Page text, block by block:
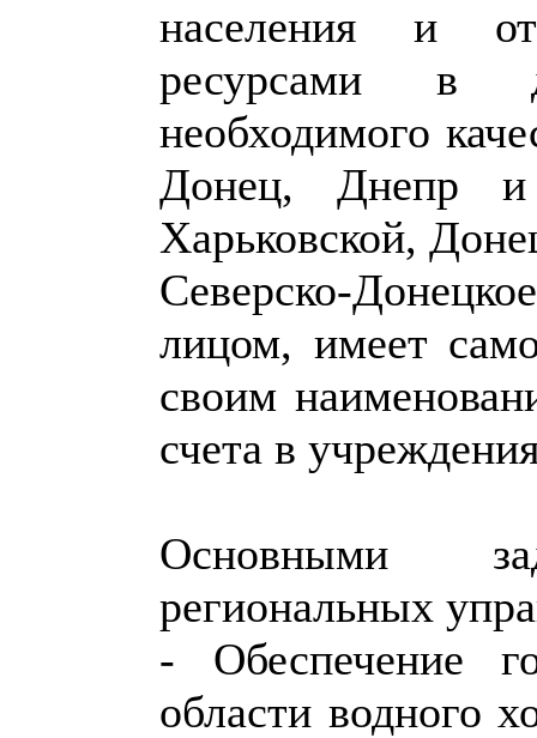
населения и
ресурсами в
необходимого
Донец, Днепр и
Харьковской,
Северско-
лицом, имеет
своим
счета в
Основными
региональных
- Обеспечение
области водного